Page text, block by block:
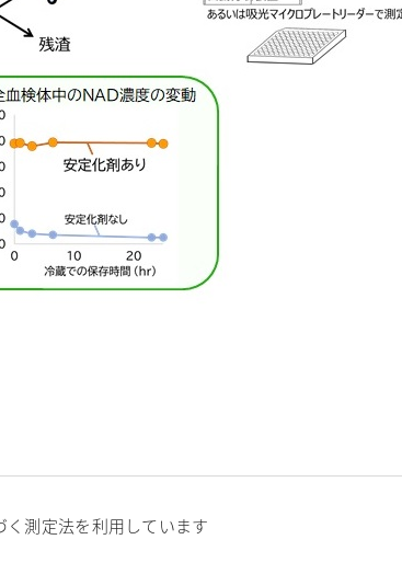
測定法を利用しています